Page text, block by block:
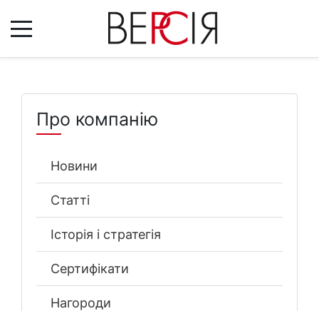
Про компанію
Новини
Статті
Історія і стратегія
Сертифікати
Нагороди